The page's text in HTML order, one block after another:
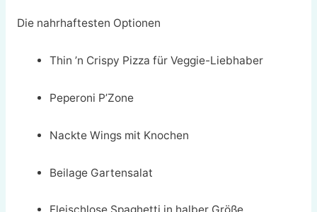
Die nahrhaftesten Optionen
Thin ’n Crispy Pizza für Veggie-Liebhaber
Peperoni P’Zone
Nackte Wings mit Knochen
Beilage Gartensalat